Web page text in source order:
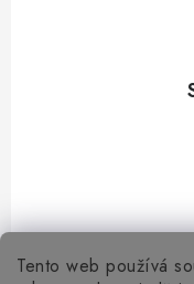
Tento web používá